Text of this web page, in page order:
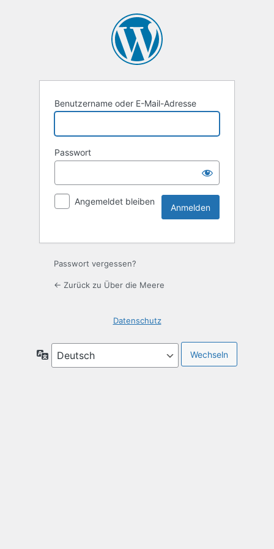
Benutzername oder E-Mail-Adresse
Passwort
Angemeldet bleiben
Passwort vergessen?
← Zurück zu Über die Meere
Datenschutz
Sprache